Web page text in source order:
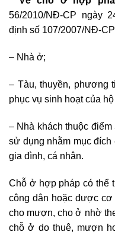
56/2010/NĐ-CP ngày
định số 107/2007/NĐ-
– Nhà ở;
– Tàu, thuyền, phương
phục vụ sinh hoạt của
– Nhà khách thuộc
sử dụng nhằm mục
gia đình, cá nhân.
Chỗ ở hợp pháp có thể
công dân hoặc được cơ
cho mượn, cho ở nhờ
chỗ ở do thuê, mượn